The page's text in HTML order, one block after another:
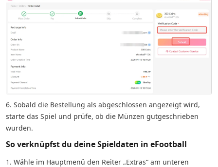
6. Sobald die Bestellung als abgeschlossen angezeigt wird,
starte das Spiel und prüfe, ob die Münzen gutgeschrieben
wurden.
So verknüpfst du deine Spieldaten in eFootball
1. Wähle im Hauptmenü den Reiter „Extras“ am unteren